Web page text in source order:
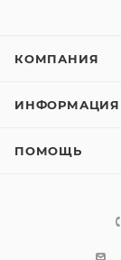
КОМПАНИЯ
ИНФОРМАЦИЯ
ПОМОЩЬ